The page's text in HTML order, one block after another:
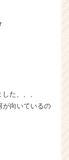
た、、、
向いているの